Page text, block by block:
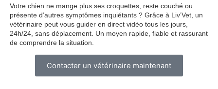
Votre chien ne mange plus ses croquettes, reste couché ou
présente d’autres symptômes inquiétants ? Grâce à Liv’Vet, un
vétérinaire peut vous guider en direct vidéo tous les jours,
24h/24, sans déplacement. Un moyen rapide, fiable et rassurant
de comprendre la situation.
Contacter un vétérinaire maintenant